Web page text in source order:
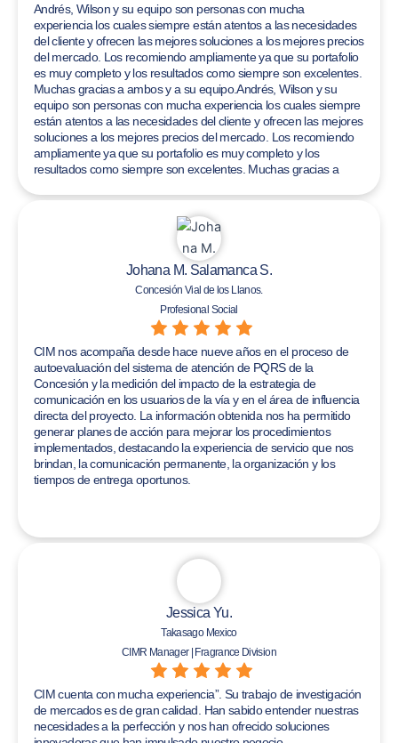
Andrés, Wilson y su equipo son personas con mucha
experiencia los cuales siempre están atentos a las necesidades
del cliente y ofrecen las mejores soluciones a los mejores precios
del mercado. Los recomiendo ampliamente ya que su portafolio
es muy completo y los resultados como siempre son excelentes.
Muchas gracias a ambos y a su equipo.Andrés, Wilson y su
equipo son personas con mucha experiencia los cuales siempre
están atentos a las necesidades del cliente y ofrecen las mejores
soluciones a los mejores precios del mercado. Los recomiendo
ampliamente ya que su portafolio es muy completo y los
resultados como siempre son excelentes. Muchas gracias a
con mucha experiencia los cuales siempre están atentos a las
necesidades del cliente y ofrecen las mejores soluciones a los
mejores precios del mercado. Los recomiendo ampliamente ya
que su portafolio es muy completo y los resultados como
siempre son excelentes. Muchas gracias a ambos y a su equipo.
Johana M. Salamanca S.
Concesión Vial de los Llanos.
Profesional Social
CIM nos acompaña desde hace nueve años en el proceso de
autoevaluación del sistema de atención de PQRS de la
Concesión y la medición del impacto de la estrategia de
comunicación en los usuarios de la vía y en el área de influencia
directa del proyecto. La información obtenida nos ha permitido
generar planes de acción para mejorar los procedimientos
implementados, destacando la experiencia de servicio que nos
brindan, la comunicación permanente, la organización y los
tiempos de entrega oportunos.
Jessica Yu.
Takasago Mexico
CIMR Manager | Fragrance Division
CIM cuenta con mucha experiencia”. Su trabajo de investigación
de mercados es de gran calidad. Han sabido entender nuestras
necesidades a la perfección y nos han ofrecido soluciones